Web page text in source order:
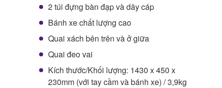
2 túi đựng bàn đạp và dây cáp
Bánh xe chất lượng cao
Quai xách bên trên và ở giữa
Quai đeo vai
Kích thước/Khối lượng: 1430 x 450 x
230mm (với tay cầm và bánh xe) / 3,9kg